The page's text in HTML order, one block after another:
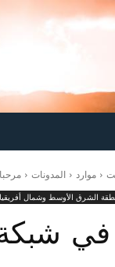
موارد المدونات
الشرق الأوسط وشمال أفريقيا
في